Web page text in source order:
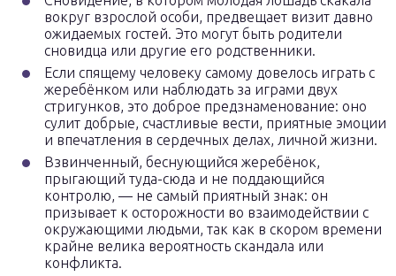
вокруг взрослой особи, предвещает визит давно
ожидаемых гостей. Это могут быть родители
сновидца или другие его родственники.
Если спящему человеку самому довелось играть с
жеребёнком или наблюдать за играми двух
стригунков, это доброе предзнаменование: оно
сулит добрые, счастливые вести, приятные эмоции
и впечатления в сердечных делах, личной жизни.
Взвинченный, беснующийся жеребёнок,
прыгающий туда-сюда и не поддающийся
контролю, — не самый приятный знак: он
призывает к осторожности во взаимодействии с
окружающими людьми, так как в скором времени
крайне велика вероятность скандала или
конфликта.